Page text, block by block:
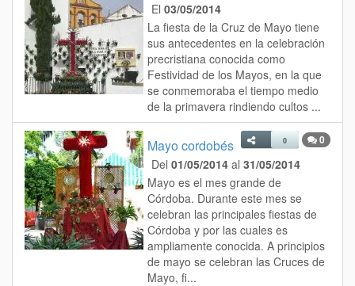
El 03/05/2014
La fiesta de la Cruz de Mayo tiene
sus antecedentes en la celebración
precristiana conocida como
Festividad de los Mayos, en la que
se conmemoraba el tiempo medio
de la primavera rindiendo cultos ...
0
0
Mayo cordobés
Del 01/05/2014 al 31/05/2014
Mayo es el mes grande de
Córdoba. Durante este mes se
celebran las principales fiestas de
Córdoba y por las cuales es
ampliamente conocida. A principios
de mayo se celebran las Cruces de
Mayo, fi...